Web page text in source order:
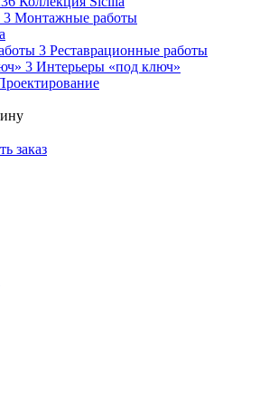
Монтажные работы
Реставрационные работы
Интерьеры «под ключ»
заказ